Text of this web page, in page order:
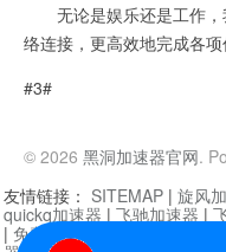
无论是娱乐还是工作，
络连接，更高效地完成各项
#3#
© 2026 黑洞加速器官网.
友情链接： SITEMAP | 旋风
quickq加速器 | 飞驰加速器 |
| 免费vqn加速外网